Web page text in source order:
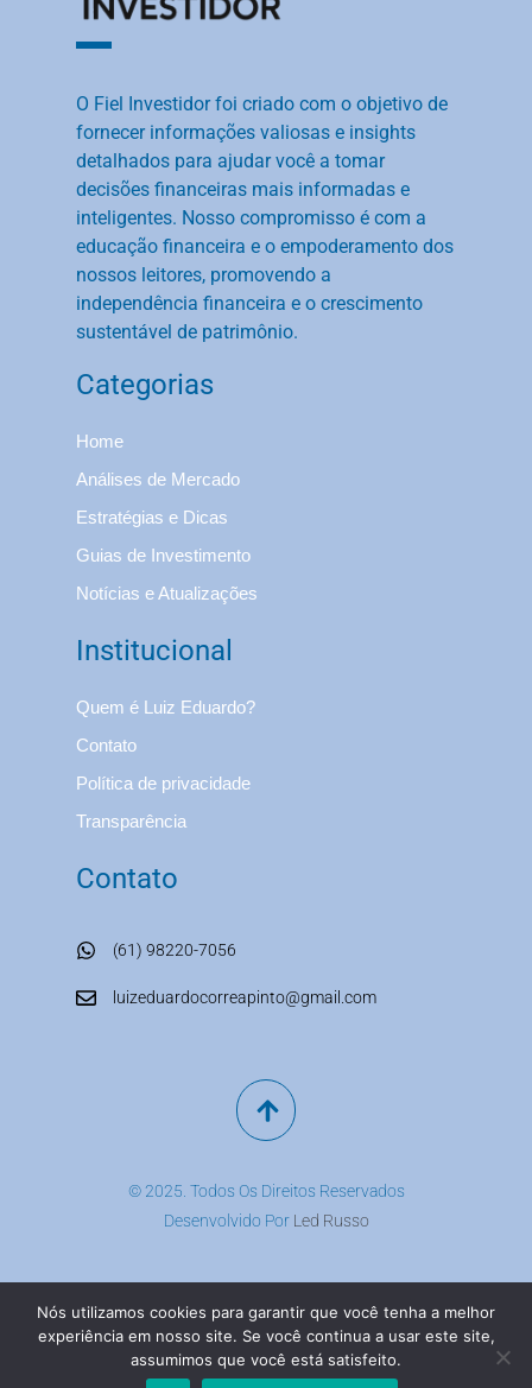
O Fiel Investidor foi criado com o objetivo de
fornecer informações valiosas e insights
detalhados para ajudar você a tomar
decisões financeiras mais informadas e
inteligentes. Nosso compromisso é com a
educação financeira e o empoderamento dos
nossos leitores, promovendo a
independência financeira e o crescimento
sustentável de patrimônio.
Categorias
Home
Análises de Mercado
Estratégias e Dicas
Guias de Investimento
Notícias e Atualizações
Institucional
Quem é Luiz Eduardo?
Contato
Política de privacidade
Transparência
Contato
(61) 98220-7056
luizeduardocorreapinto@gmail.com
© 2025. Todos Os Direitos Reservados
Desenvolvido Por Led Russo
apuração de todo o conteúdo produzido por sua equipe,
ressaltando, no entanto, que não faz qualquer tipo de
recomendação de investimento, não se responsabilizando por
perdas, danos (diretos, indiretos e incidentais), custos e lucros
cessantes.
Nós utilizamos cookies para garantir que você tenha a melhor
experiência em nosso site. Se você continua a usar este site,
assumimos que você está satisfeito.